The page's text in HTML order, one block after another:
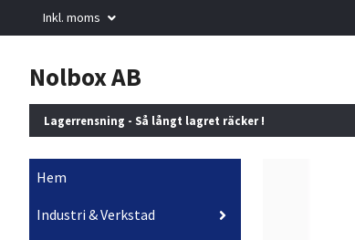
Inkl. moms
Nolbox AB
Lagerrensning - Så långt lagret räcker !
Hem
Industri & Verkstad